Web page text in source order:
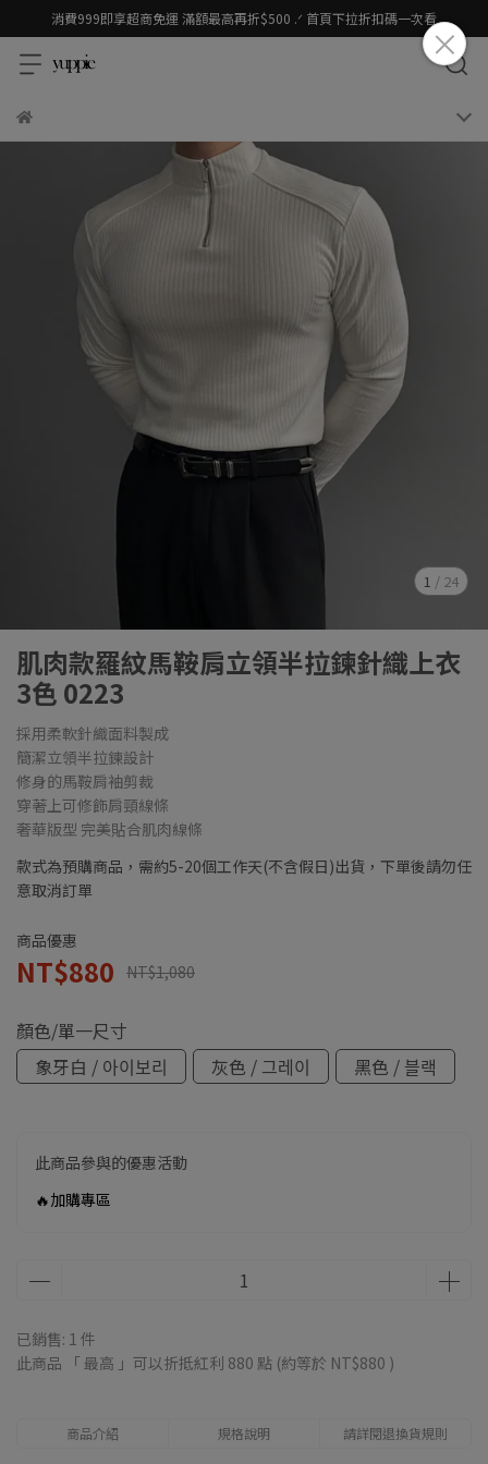
消費999即享超商免運 滿額最高再折$500 .ᐟ 首頁下拉折扣碼一次看
1 / 24
肌肉款羅紋馬鞍肩立領半拉鍊針織上衣
3色 0223
採用柔軟針織面料製成
簡潔立領半拉鍊設計
修身的馬鞍肩袖剪裁
穿著上可修飾肩頸線條
奢華版型 完美貼合肌肉線條
款式為預購商品，需約5-20個工作天(不含假日)出貨，下單後請勿任
意取消訂單
商品優惠
NT$880 NT$1,080
顏色/單一尺寸
象牙白 / 아이보리
灰色 / 그레이 黑色 / 블랙
此商品參與的優惠活動
🔥加購專區
已銷售: 1 件
此商品 「 最高 」可以折抵紅利 880 點 (約等於 NT$880 )
商品介紹 規格說明 請詳閱退換貨規則